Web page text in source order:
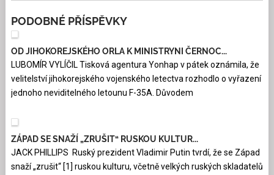
PODOBNÉ PŘÍSPĚVKY
OD JIHOKOREJSKÉHO ORLA K MINISTRYNI ČERNOC...
LUBOMÍR VYLÍČIL Tisková agentura Yonhap v pátek oznámila, že
velitelství jihokorejského vojenského letectva rozhodlo o vyřazení
jednoho neviditelného letounu F-35A. Důvodem
ZÁPAD SE SNAŽÍ „ZRUŠIT“ RUSKOU KULTUR...
JACK PHILLIPS Ruský prezident Vladimir Putin tvrdí, že se Západ
snaží „zrušit“ [1] ruskou kulturu, včetně velkých ruských skladatelů